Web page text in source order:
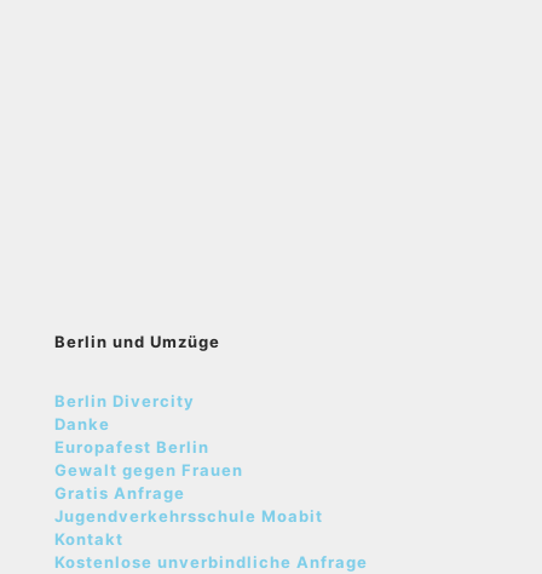
Berlin und Umzüge
Berlin Divercity
Danke
Europafest Berlin
Gewalt gegen Frauen
Gratis Anfrage
Jugendverkehrsschule Moabit
Kontakt
Kostenlose unverbindliche Anfrage